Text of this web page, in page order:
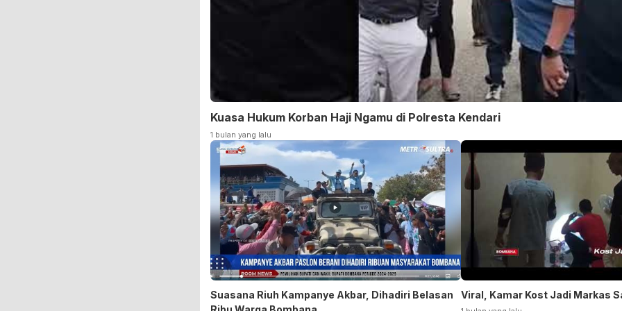
Kuasa Hukum Korban Haji Ngamu di Polresta Kendari
1 bulan yang lalu
Suasana Riuh Kampanye Akbar, Dihadiri Belasan
Viral, Kamar Kost Jadi Markas